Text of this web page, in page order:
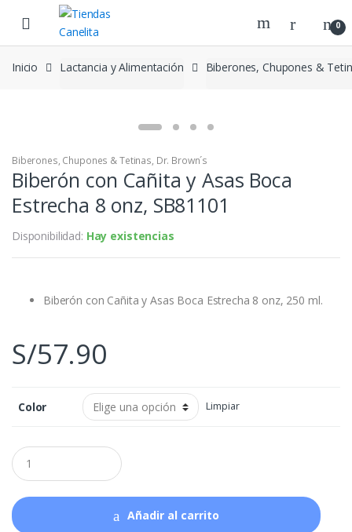
Skip to navigation
Skip to content
0
Inicio Lactancia y Alimentación Biberones, Chupones &
Biberones, Chupones & Tetinas, Dr. Brown´s
Biberón con Cañita y Asas Boca
Estrecha 8 onz, SB81101
Disponibilidad: Hay existencias
Biberón con Cañita y Asas Boca Estrecha 8 onz, 250 ml.
S/57.90
Color Limpiar
Q
u
a
t
i
Añadir al carrito